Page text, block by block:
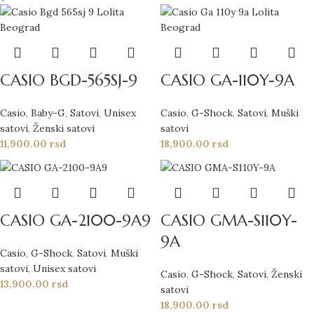
CASIO BGD-565SJ-9
Casio, Baby-G, Satovi, Unisex
satovi, Ženski satovi
11,900.00 rsd
CASIO GA-110Y-9A
Casio, G-Shock, Satovi, Muški
satovi
18,900.00 rsd
CASIO GA-2100-9A9
Casio, G-Shock, Satovi, Muški
satovi, Unisex satovi
13,900.00 rsd
CASIO GMA-S110Y-
9A
Casio, G-Shock, Satovi, Ženski
satovi
18,900.00 rsd